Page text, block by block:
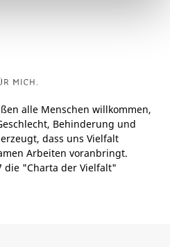
alle Menschen willkommen,
Behinderung und
dass uns Vielfalt
Arbeiten voranbringt.
die "Charta der Vielfalt"